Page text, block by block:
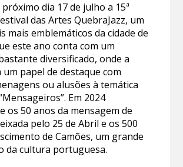
dia 17 de julho a 15ª
das Artes QuebraJazz, um
mais emblemáticos da cidade de
este ano conta com um
diversificado, onde a
um papel de destaque com
ou alusões à temática
Em 2024
os 50 anos da mensagem de
pelo 25 de Abril e os 500
de Camões, um grande
da cultura portuguesa.